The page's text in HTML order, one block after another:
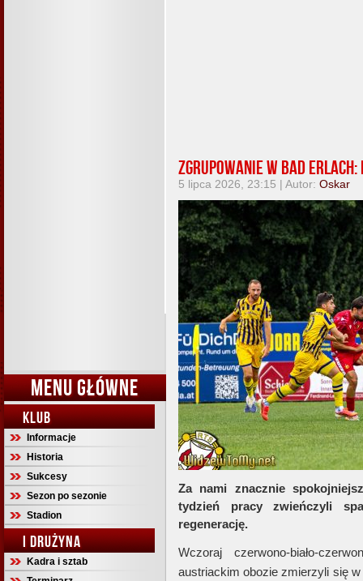
MENU GŁÓWNE
KLUB
Informacje
Historia
Sukcesy
Sezon po sezonie
Stadion
I DRUŻYNA
Kadra i sztab
Zgrupowanie w Bad Erlach:
5 lipca 2026, 23:15 | Autor: Oskar
Za nami znacznie
tydzień pracy zwieńczyli
regenerację.
Wczoraj czerwono-biało-
austriackim obozie zmierzyli się